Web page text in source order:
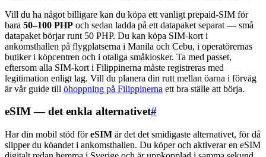
Vill du ha något billigare kan du köpa ett vanligt prepaid-SIM för
bara 50–100 PHP och sedan ladda på ett datapaket separat — små
datapaket börjar runt 50 PHP. Du kan köpa SIM-kort i
ankomsthallen på flygplatserna i Manila och Cebu, i operatörernas
butiker i köpcentren och i otaliga småkiosker. Ta med passet,
eftersom alla SIM-kort i Filippinerna måste registreras med
legitimation enligt lag. Vill du planera din rutt mellan öarna i förväg
är vår guide till öhoppning på Filippinerna ett bra ställe att börja.
eSIM — det enkla alternativet#
Har din mobil stöd föreSIM är det det smidigaste alternativet, för då
slipper du köandet i ankomsthallen. Du köper och aktiverar en eSIM